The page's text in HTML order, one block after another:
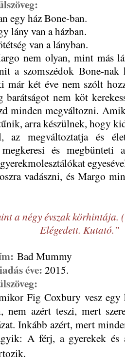
egy ház Bone-ban.
lány van a házban.
van a lányban.
nem olyan, mint más
a szomszédok Bone-
már két éve nem szólt
nem köt
minden megváltozni.
arra készülnek, hogy
megváltoztatja és
megkeresi és
vadászni, és Margo
a négy évszak
Elégedett. Kutató.”
Bad Mummy
éve: 2015.
Fig Coxbury vesz egy
nem azért teszi, mert
Inkább azért, mert
A férj, a gyerekek és